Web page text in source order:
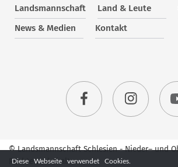
Landsmannschaft Land & Leute
News & Medien
Kontakt
© Landsmannschaft Schlesien - Nieder– und
Rechte vorbehalten.
Diese Webseite verwendet Cookies.